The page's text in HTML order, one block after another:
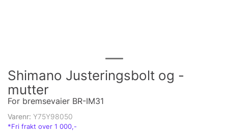
Shimano Justeringsbolt og -
mutter
For bremsevaier BR-IM31
Varenr: Y75Y98050